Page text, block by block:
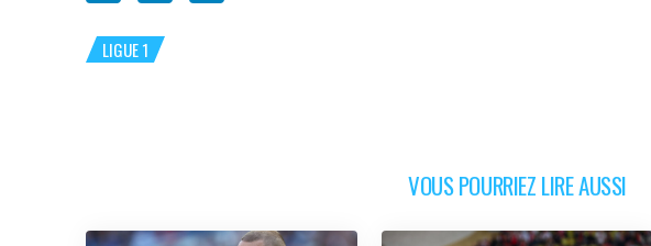
LIGUE 1
VOUS POURRIEZ LIRE AUSSI